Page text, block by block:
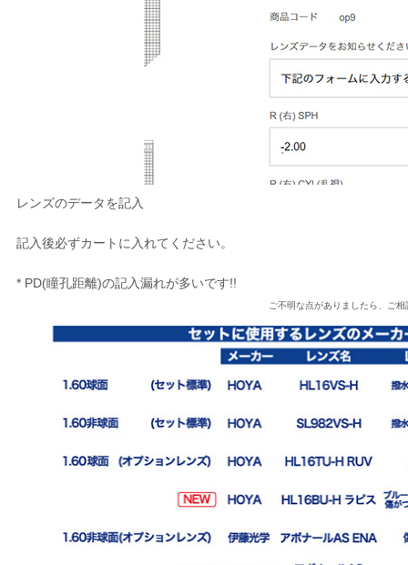
レンズのデータを記入
記入後必ずカートに入れてください。
* PD(瞳孔距離)の記入漏れが多いです!!
ご不明な点がありましたら、ご